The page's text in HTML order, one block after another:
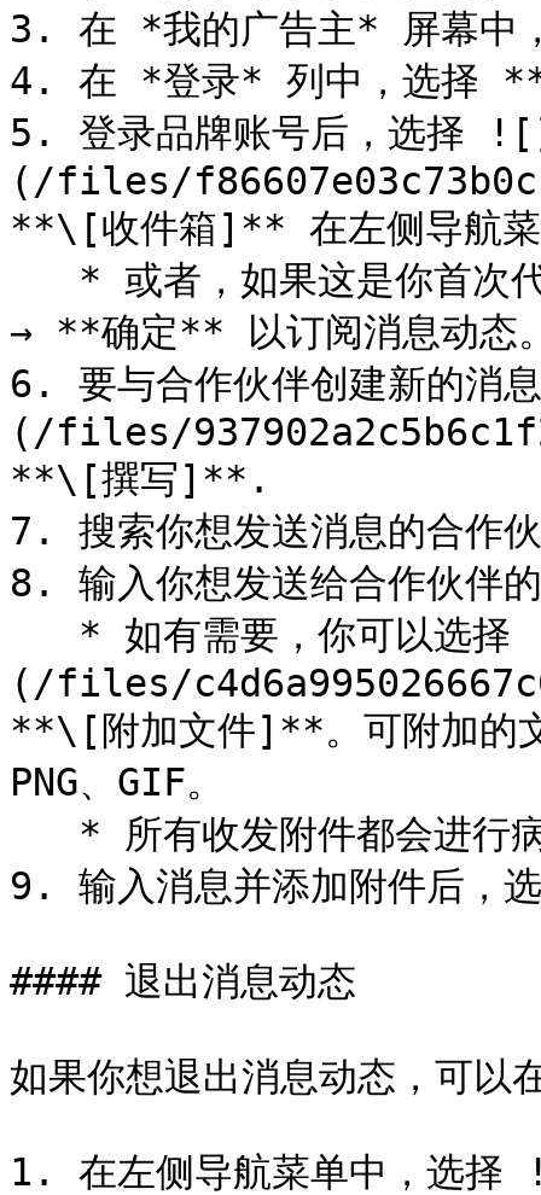
3. 在 *我的广告主* 屏幕中
4. 在 *登录* 列中，选择
5. 登录品牌账号后，选择
(/files/
**\[收件箱]** 在左侧导航菜
→ **确定** 以订阅消息动态
6. 要与合作伙伴创建新的消
(/files/
**\[撰写]**.
7. 搜索你想发送消息的合作
8. 输入你想发送给合作伙伴
(/files/
**\[附加文件]**。可附加的文
PNG、GIF。
9. 输入消息并添加附件后
#### 退出消息动态
如果你想退出消息动态，可以
1. 在左侧导航菜单中，选